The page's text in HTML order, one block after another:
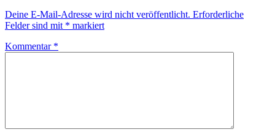
Deine E-Mail-Adresse wird nicht veröffentlicht. Erforderliche
Felder sind mit * markiert
Kommentar *